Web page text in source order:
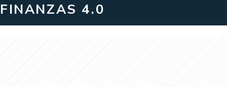
FINANZAS 4.0